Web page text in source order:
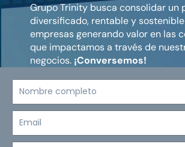
Grupo Trinity busca consolidar un
diversificado, rentable y
empresas generando valor en las
que impactamos a través de
negocios. ¡Conversemos!